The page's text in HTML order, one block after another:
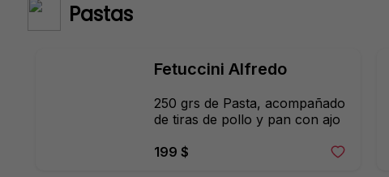
Pastas
Fetuccini Alfredo
250 grs de Pasta, acompañado
de tiras de pollo y pan con ajo
199 $